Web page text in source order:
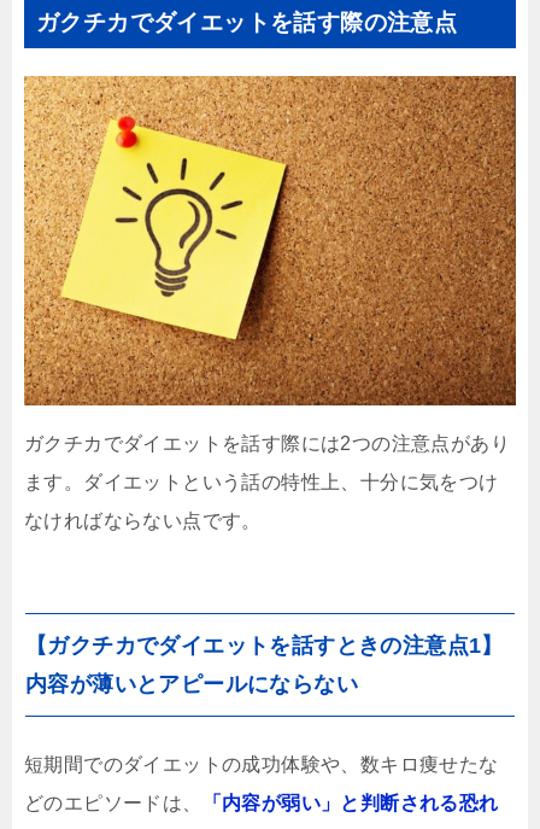
ガクチカでダイエットを話す際の注意点
ガクチカでダイエットを話す際には2つの注意点があり
ます。ダイエットという話の特性上、十分に気をつけ
なければならない点です。
【ガクチカでダイエットを話すときの注意点1】
内容が薄いとアピールにならない
短期間でのダイエットの成功体験や、数キロ痩せたな
どのエピソードは、
「内容が弱い」と判断される恐れ